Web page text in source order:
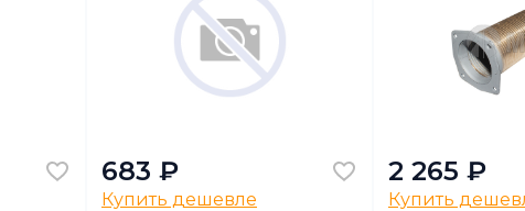
683 ₽
Купить дешевле
2 265 ₽
Купить